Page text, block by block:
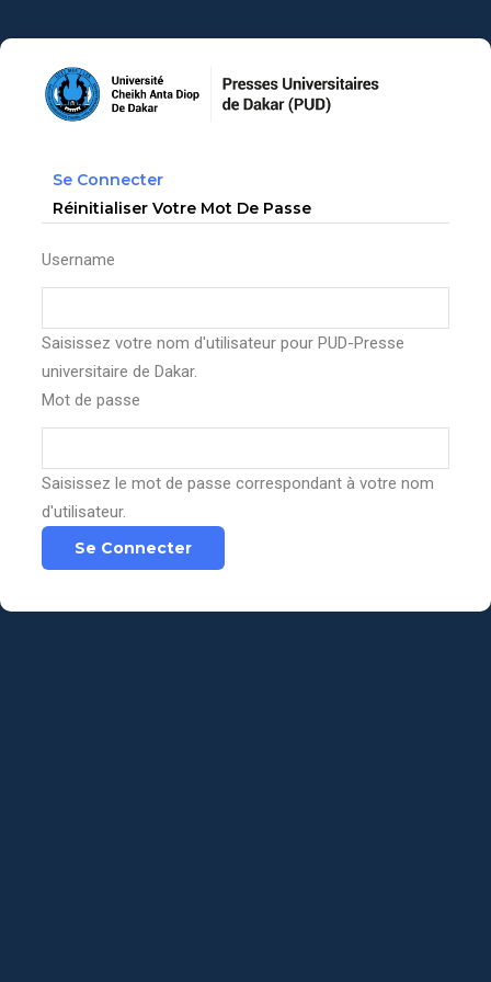
au
contenu
principal
Primary
tabs
Se Connecter
Actif)
Réinitialiser Votre Mot De Passe
Username
Saisissez votre nom d'utilisateur pour PUD-Presse
universitaire de Dakar.
Mot de passe
Saisissez le mot de passe correspondant à votre nom
d'utilisateur.